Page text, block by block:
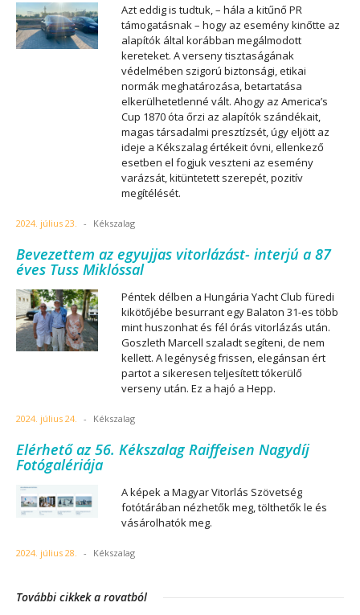
Azt eddig is tudtuk, – hála a kitűnő PR
támogatásnak – hogy az esemény kinőtte az
alapítók által korábban megálmodott
kereteket. A verseny tisztaságának
védelmében szigorú biztonsági, etikai
normák meghatározása, betartatása
elkerülhetetlenné vált. Ahogy az America’s
Cup 1870 óta őrzi az alapítók szándékait,
magas társadalmi presztízsét, úgy eljött az
ideje a Kékszalag értékeit óvni, ellenkező
esetben el fogjuk veszteni az esemény
varázsát, kitüntetett szerepét, pozitív
megítélését.
2024. július 23. - Kékszalag
Bevezettem az egyujjas vitorlázást- interjú a 87
éves Tuss Miklóssal
Péntek délben a Hungária Yacht Club füredi
kikötőjébe besurrant egy Balaton 31-es több
mint huszonhat és fél órás vitorlázás után.
Goszleth Marcell szaladt segíteni, de nem
kellett. A legénység frissen, elegánsan ért
partot a sikeresen teljesített tókerülő
verseny után. Ez a hajó a Hepp.
2024. július 24. - Kékszalag
Elérhető az 56. Kékszalag Raiffeisen Nagydíj
Fotógalériája
A képek a Magyar Vitorlás Szövetség
fotótárában nézhetők meg, tölthetők le és
vásárolhatók meg.
2024. július 28. - Kékszalag
További cikkek a rovatból